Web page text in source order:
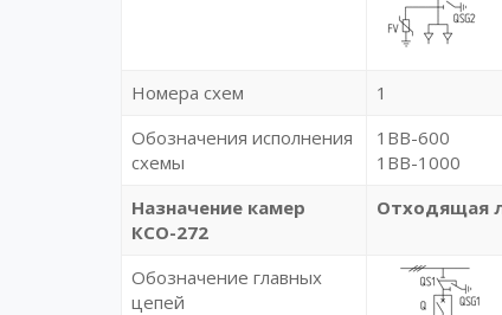
Номера схем 1
Обозначения исполнения
схемы
1BB-600
1BB-1000
Назначение камер
КСО-272
Отходящая
Обозначение главных
цепей